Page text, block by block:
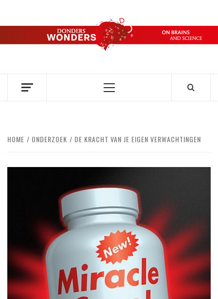
de
DONDERS
OVER HERSENEN EN WETENSCHAP // ON BRAINS AND
Primair
HOME ONDERZOEK DE KRACHT VAN JE EIGEN VERWACHTINGEN